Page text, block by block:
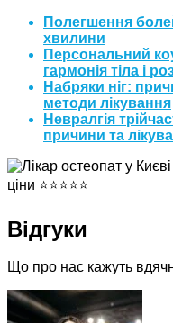
Полегшення
хвилини
Персональний
гармонія тіла і
Набряки ніг:
методи лікування
Невралгія
причини та
Відгуки
Що про нас кажуть